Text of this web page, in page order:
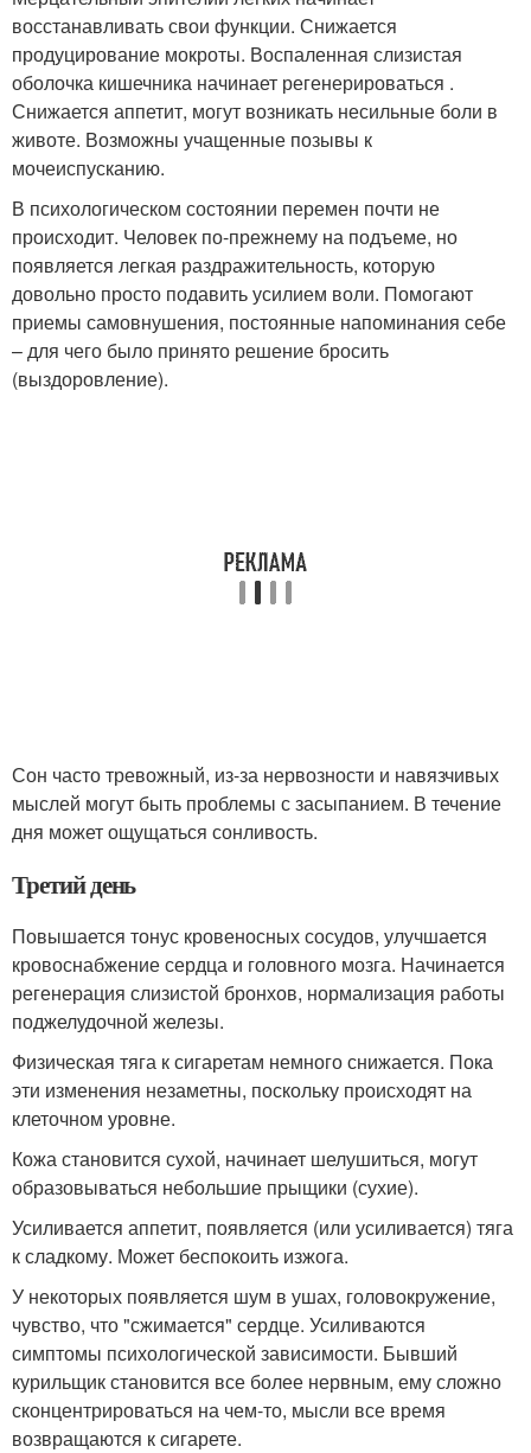
восстанавливать свои функции. Снижается
продуцирование мокроты. Воспаленная слизистая
оболочка кишечника начинает регенерироваться .
Снижается аппетит, могут возникать несильные боли в
животе. Возможны учащенные позывы к
мочеиспусканию.
В психологическом состоянии перемен почти не
происходит. Человек по-прежнему на подъеме, но
появляется легкая раздражительность, которую
довольно просто подавить усилием воли. Помогают
приемы самовнушения, постоянные напоминания себе
– для чего было принято решение бросить
(выздоровление).
Сон часто тревожный, из-за нервозности и навязчивых
мыслей могут быть проблемы с засыпанием. В течение
дня может ощущаться сонливость.
Третий день
Повышается тонус кровеносных сосудов, улучшается
кровоснабжение сердца и головного мозга. Начинается
регенерация слизистой бронхов, нормализация работы
поджелудочной железы.
Физическая тяга к сигаретам немного снижается. Пока
эти изменения незаметны, поскольку происходят на
клеточном уровне.
Кожа становится сухой, начинает шелушиться, могут
образовываться небольшие прыщики (сухие).
Усиливается аппетит, появляется (или усиливается) тяга
к сладкому. Может беспокоить изжога.
У некоторых появляется шум в ушах, головокружение,
чувство, что "сжимается" сердце. Усиливаются
симптомы психологической зависимости. Бывший
курильщик становится все более нервным, ему сложно
сконцентрироваться на чем-то, мысли все время
возвращаются к сигарете.